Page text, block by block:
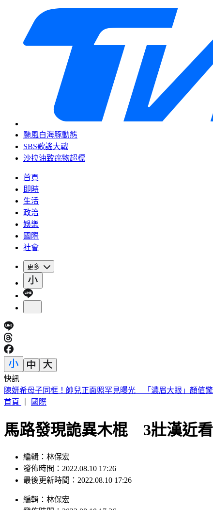
颱風白海豚動態
SBS歌謠大戰
沙拉油致癌物超標
首頁
即時
生活
政治
娛樂
國際
社會
更多
快訊
《花蓮好FUN》YOYO家族互動秀 每週六日花蓮鯉魚潭演出
首頁
國際
馬路發現詭異木棍 3壯漢近
編輯：林保宏
發佈時間：2022.08.10 17:26
最後更新時間：2022.08.10 17:26
編輯 ： 林保宏